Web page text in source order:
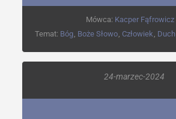
Mówca: Kacper Fąfrowicz
Temat: Bóg Boże Słowo Człowiek Duch
24-marzec-2024